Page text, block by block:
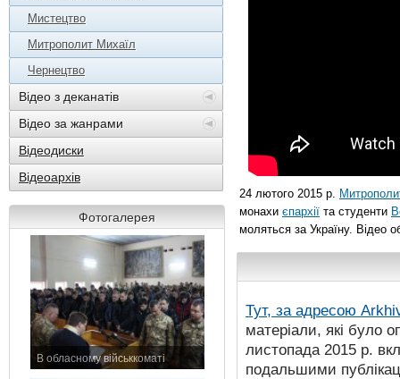
Мистецтво
Митрополит Михаїл
Чернецтво
Відео з деканатів
Відео за жанрами
Відеодиски
Відеоархів
Фотогалерея
В обласному військкоматі
24 лютого 2015 р.
монахи єпархії та студенти
моляться за Україну. Відео
Тут, за адресою
матеріали, які було
листопада 2015 р.
подальшими